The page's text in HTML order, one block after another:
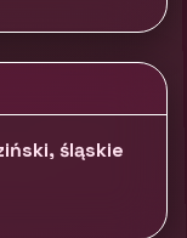
śląskie